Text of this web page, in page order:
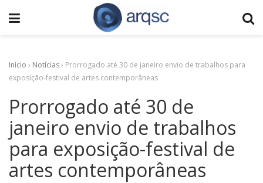
Início › Notícias› Prorrogado até 30 de janeiro envio de trabalhos para
exposição-festival de artes contemporâneas
Prorrogado até 30 de
janeiro envio de trabalhos
para exposição-festival de
artes contemporâneas